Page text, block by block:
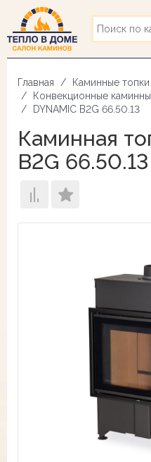
Перейти
основному
содержанию
Главная Каминные топки
Конвекционные
DYNAMIC B2G 66.50.13
Каминная
B2G 66.50.13